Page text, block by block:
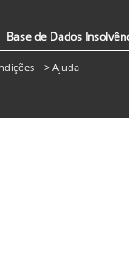
Base de Dados
> Ajuda